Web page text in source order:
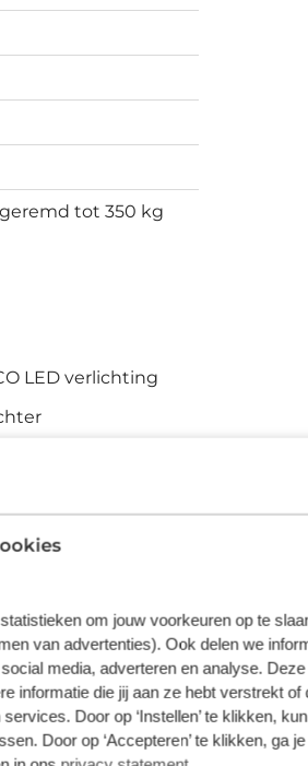
om jouw voorkeuren op te
van advertenties). Ook delen we
media, adverteren en analyse.
informatie die jij aan ze hebt verstrekt of
Door op ‘Instellen’ te klikken,
Door op ‘Accepteren’ te klikken, ga
tot 350 kg
LED verlichting
ë-C3 Aircross is
aantrekkelijk
kunt rijden. Het
van deze
Geen
kijkt en ziet